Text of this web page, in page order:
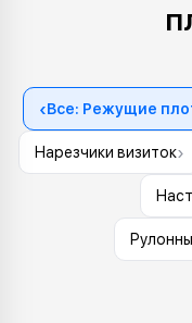
‹Все: Режущие
Нарезчики визиток›